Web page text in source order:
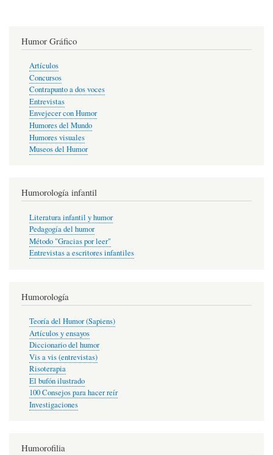
Humor Gráfico
Artículos
Concursos
Contrapunto a dos voces
Entrevistas
Envejecer con Humor
Humores del Mundo
Humores visuales
Museos del Humor
Humorología infantil
Literatura infantil y humor
Pedagogía del humor
Método "Gracias por leer"
Entrevistas a escritores infantiles
Humorología
Teoría del Humor (Sapiens)
Artículos y ensayos
Diccionario del humor
Vis a vis (entrevistas)
Risoterapia
El bufón ilustrado
100 Consejos para hacer reír
Investigaciones
Humorofilia